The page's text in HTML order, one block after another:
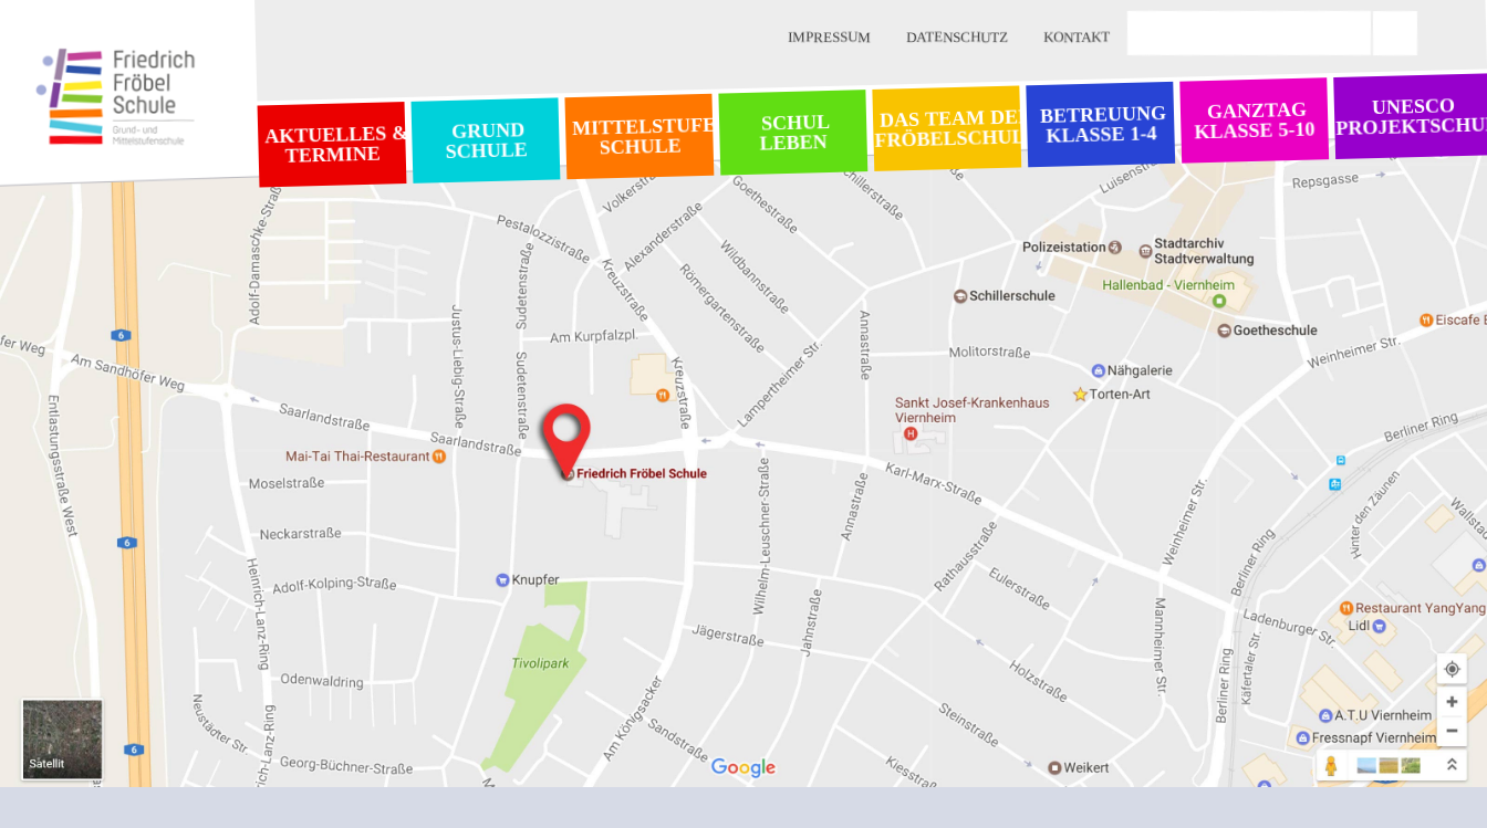
IMPRESSUM DATENSCHUTZ KONTAKT
AKTUELLES &
TERMINE
GRUND
SCHULE
MITTELSTUFEN
SCHULE
SCHUL
LEBEN
DAS TEAM DER
FRÖBELSCHULE
BETREUUNG
KLASSE 1-4
GANZTAG
KLASSE 5-10
UNESCO